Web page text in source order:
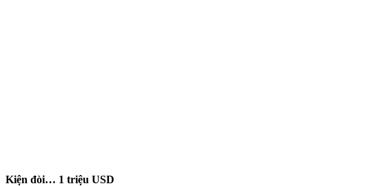
Kiện đòi… 1 triệu USD